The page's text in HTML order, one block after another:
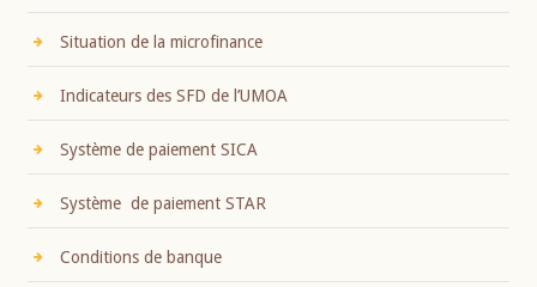
Situation de la microfinance
Indicateurs des SFD de l’UMOA
Système de paiement SICA
Système de paiement STAR
Conditions de banque